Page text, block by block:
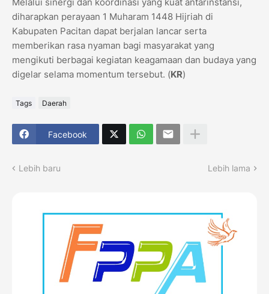
Melalui sinergi dan koordinasi yang kuat antarinstansi,
diharapkan perayaan 1 Muharam 1448 Hijriah di
Kabupaten Pacitan dapat berjalan lancar serta
memberikan rasa nyaman bagi masyarakat yang
mengikuti berbagai kegiatan keagamaan dan budaya yang
digelar selama momentum tersebut. (KR)
Tags Daerah
Facebook
Lebih baru Lebih lama